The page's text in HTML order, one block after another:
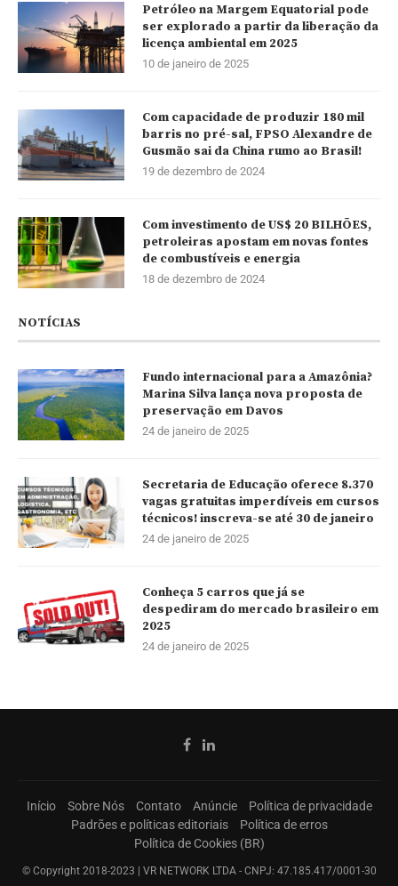
Petróleo na Margem Equatorial pode
ser explorado a partir da liberação da
licença ambiental em 2025
10 de janeiro de 2025
Com capacidade de produzir 180 mil
barris no pré-sal, FPSO Alexandre de
Gusmão sai da China rumo ao Brasil!
19 de dezembro de 2024
Com investimento de US$ 20 BILHÕES,
petroleiras apostam em novas fontes
de combustíveis e energia
18 de dezembro de 2024
NOTÍCIAS
Fundo internacional para a Amazônia?
Marina Silva lança nova proposta de
preservação em Davos
24 de janeiro de 2025
Secretaria de Educação oferece 8.370
vagas gratuitas imperdíveis em cursos
técnicos! inscreva-se até 30 de janeiro
24 de janeiro de 2025
Conheça 5 carros que já se
despediram do mercado brasileiro em
2025
24 de janeiro de 2025
Início Sobre Nós Contato Anúncie
Política de privacidade
Padrões e políticas editoriais
Política de erros
Política de Cookies (BR)
© Copyright 2018-2023 | VR NETWORK LTDA - CNPJ: 47.185.417/0001-30